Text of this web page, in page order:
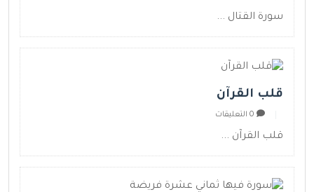
سورة القتال ...
قلب القرآن
قلب القرآن ...